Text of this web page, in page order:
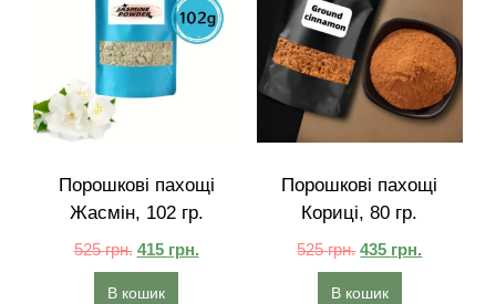
Порошкові пахощі
Жасмін, 102 гр.
525грн. 415 грн.
В кошик
Порошкові пахощі
Кориці, 80 гр.
525грн. 435 грн.
В кошик